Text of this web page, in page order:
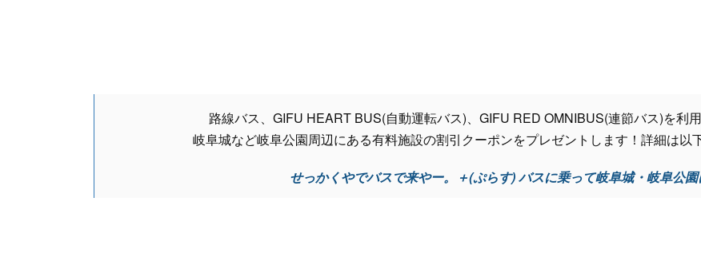
路線バス、GIFU HEART BUS(自動運転バス)、GIFU RED OMNIBUS(連節バス)を利
岐阜城など岐阜公園周辺にある有料施設の割引クーポンをプレゼントします！詳細は以
せっかくやでバスで来やー。＋(ぷらす) バスに乗って岐阜城・岐阜公